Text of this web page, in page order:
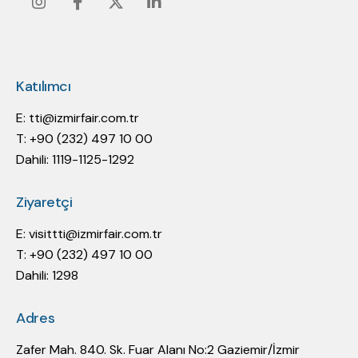
InstagramFacebook
TwitterLinkedin
Katılımcı
E: tti@izmirfair.com.tr
T: +90 (232) 497 10 00
Dahili: 1119-1125-1292
Ziyaretçi
E: visittti@izmirfair.com.tr
T: +90 (232) 497 10 00
Dahili: 1298
Adres
Zafer Mah. 840. Sk. Fuar Alanı No:2 Gaziemir/İzmir